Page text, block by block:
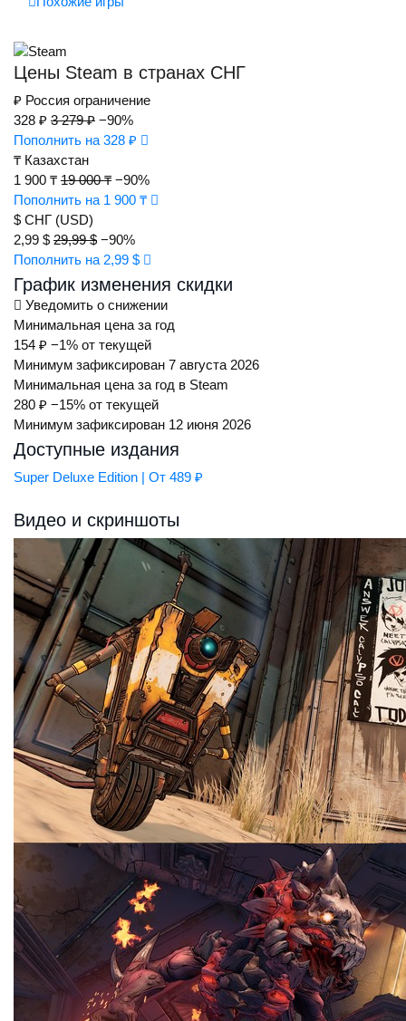
Цены Steam в странах СНГ
₽ Россия ограничение
328 ₽ 3 279 ₽ −90%
Пополнить на 328 ₽
₸ Казахстан
1 900 ₸ 19 000 ₸ −90%
Пополнить на 1 900 ₸
$ СНГ (USD)
2,99 $ 29,99 $ −90%
Пополнить на 2,99 $
График изменения скидки
Уведомить о снижении
Минимальная цена за год
154 ₽ −1% от текущей
Минимум зафиксирован 7 августа 2026
Минимальная цена за год в Steam
280 ₽ −15% от текущей
Минимум зафиксирован 12 июня 2026
Доступные издания
Super Deluxe Edition | От 489 ₽
Видео и скриншоты